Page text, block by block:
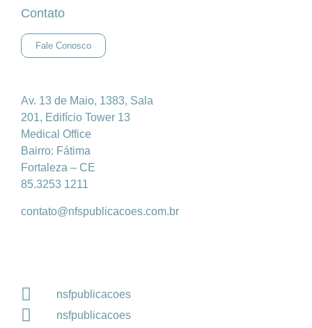
Contato
Fale Conosco
Av. 13 de Maio, 1383, Sala
201, Edifício Tower 13
Medical Office
Bairro: Fátima
Fortaleza – CE
85.3253 1211
contato@nfspublicacoes.com.br
nsfpublicacoes
nsfpublicacoes